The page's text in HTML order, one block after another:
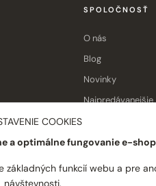
SPOLOČNOSŤ
O nás
Blog
Novinky
Najpredávanejšie
COOKIES
a optimálne fungovanie e-
základných funkcií webu a pre
návštevnosti.